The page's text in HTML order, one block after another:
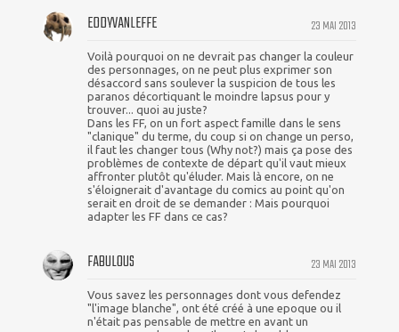
23 MAI 2013
EDDYVANLEFFE
Voilà pourquoi on ne devrait pas changer la couleur
des personnages, on ne peut plus exprimer son
désaccord sans soulever la suspicion de tous les
paranos décortiquant le moindre lapsus pour y
trouver... quoi au juste?
Dans les FF, on un fort aspect famille dans le sens
"clanique" du terme, du coup si on change un perso,
il faut les changer tous (Why not?) mais ça pose des
problèmes de contexte de départ qu'il vaut mieux
affronter plutôt qu'éluder. Mais là encore, on ne
s'éloignerait d'avantage du comics au point qu'on
serait en droit de se demander : Mais pourquoi
adapter les FF dans ce cas?
23 MAI 2013
FABULOUS
Vous savez les personnages dont vous defendez
"l'image blanche", ont été créé à une epoque ou il
n'était pas pensable de mettre en avant un